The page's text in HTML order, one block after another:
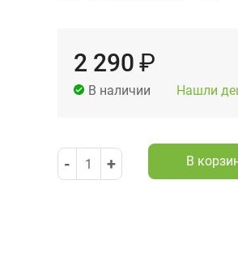
2 290 ₽
В наличии Нашли
- 1 + В